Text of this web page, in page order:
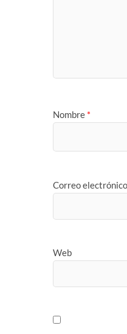
Nombre *
Correo electrónico
Web